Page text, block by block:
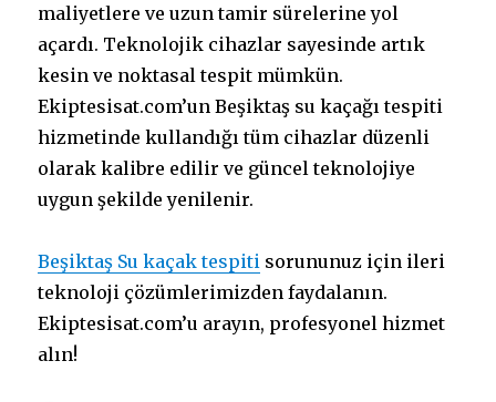
maliyetlere ve uzun tamir sürelerine yol
açardı. Teknolojik cihazlar sayesinde artık
kesin ve noktasal tespit mümkün.
Ekiptesisat.com’un Beşiktaş su kaçağı tespiti
hizmetinde kullandığı tüm cihazlar düzenli
olarak kalibre edilir ve güncel teknolojiye
uygun şekilde yenilenir.
Beşiktaş Su kaçak tespiti sorununuz için ileri
teknoloji çözümlerimizden faydalanın.
Ekiptesisat.com’u arayın, profesyonel hizmet
alın!